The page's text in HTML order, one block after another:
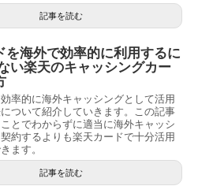
記事を読む
を海外で効率的に利用するに
い楽天のキャッシングカー
率的に海外キャッシングとして活用
ついて紹介していきます。この記事
とでわからずに適当に海外キャッシ
約するよりも楽天カードで十分活用
ます。
記事を読む